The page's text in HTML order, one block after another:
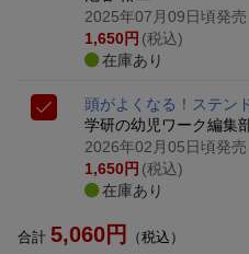
2025年07月09日頃発売
1,650円 (税込)
在庫あり
頭がよくなる！ステン
学研の幼児ワーク編集
2026年02月05日頃発売
1,650円 (税込)
在庫あり
合計 5,060円 （税込）